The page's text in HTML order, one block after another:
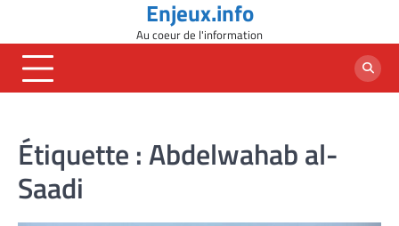
content
Enjeux.info
Au coeur de l'information
Étiquette :Abdelwahab al-
Saadi